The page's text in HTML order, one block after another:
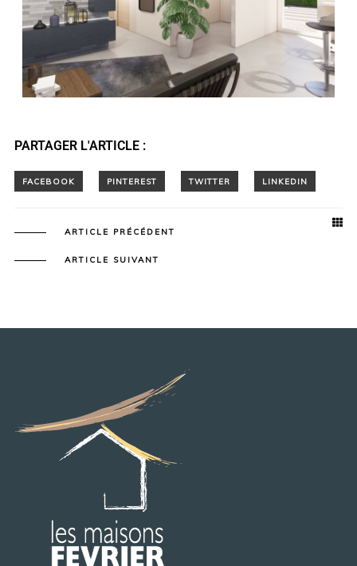
PARTAGER L'ARTICLE :
ARTICLE PRÉCÉDENT
ARTICLE SUIVANT